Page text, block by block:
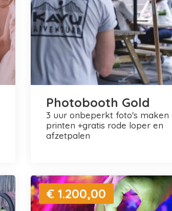
Photobooth Gold
3 uur onbeperkt foto's maken en
printen +gratis rode loper en
afzetpalen
€ 1.200,00